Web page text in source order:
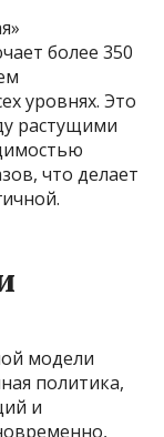
более 350
уровнях. Это
растущими
что делает
модели
политика,
и